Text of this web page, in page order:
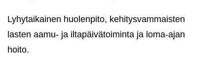
Lyhytaikainen huolenpito, kehitysvammaisten
lasten aamu- ja iltapäivätoiminta ja loma-ajan
hoito.